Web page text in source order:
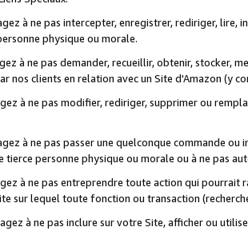
à ne pas intercepter, enregistrer, rediriger,
physique ou morale.
à ne pas demander, recueillir, obtenir, stocker,
nos clients en relation avec un Site d'Amazon (y
à ne pas modifier, rediriger, supprimer ou
à ne pas passer une quelconque commande
tierce personne physique ou morale ou à ne pas
à ne pas entreprendre toute action qui
sur lequel toute fonction ou transaction
à ne pas inclure sur votre Site, afficher ou